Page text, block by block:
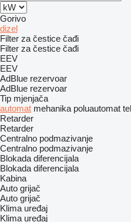
Gorivo
dizel
Filter za čestice čađi
Filter za čestice čađi
EEV
EEV
AdBlue rezervoar
AdBlue rezervoar
Tip mјenjača
automat mehanika poluautomat
Retarder
Retarder
Centralno podmazivanje
Centralno podmazivanje
Blokada diferencijala
Blokada diferencijala
Kabina
Auto grijač
Auto grijač
Klima uređaj
Klima uređaj